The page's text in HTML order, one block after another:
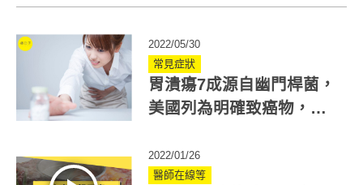
2022/05/30
常見症狀
胃潰瘍7成源自幽門桿菌，
美國列為明確致癌物，胃
2022/01/26
醫師在線等